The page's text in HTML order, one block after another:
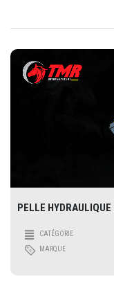
PELLE
CATÉGORIE
MARQUE